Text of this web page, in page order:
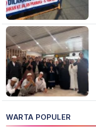
WARTA POPULER